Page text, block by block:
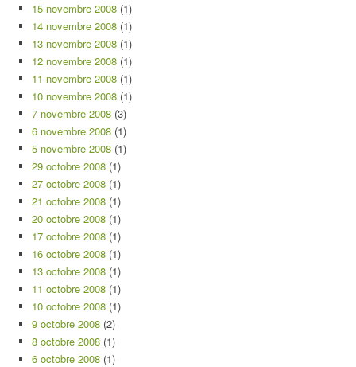
15 novembre 2008 (1)
14 novembre 2008 (1)
13 novembre 2008 (1)
12 novembre 2008 (1)
11 novembre 2008 (1)
10 novembre 2008 (1)
7 novembre 2008 (3)
6 novembre 2008 (1)
5 novembre 2008 (1)
29 octobre 2008 (1)
27 octobre 2008 (1)
21 octobre 2008 (1)
20 octobre 2008 (1)
17 octobre 2008 (1)
16 octobre 2008 (1)
13 octobre 2008 (1)
11 octobre 2008 (1)
10 octobre 2008 (1)
9 octobre 2008 (2)
8 octobre 2008 (1)
6 octobre 2008 (1)